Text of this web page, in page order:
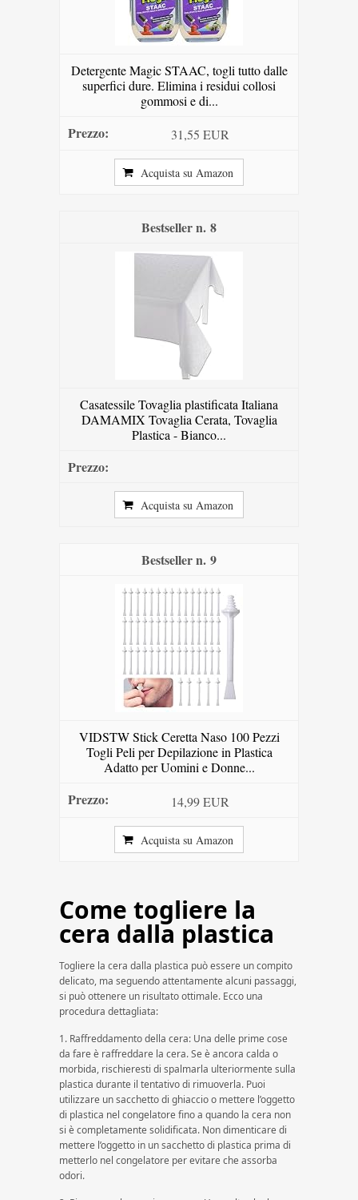
Detergente Magic STAAC, togli tutto dalle
superfici dure. Elimina i residui collosi
gommosi e di...
31,55 EUR
Acquista su Amazon
8
Casatessile Tovaglia plastificata Italiana
DAMAMIX Tovaglia Cerata, Tovaglia
Plastica - Bianco...
Acquista su Amazon
9
VIDSTW Stick Ceretta Naso 100 Pezzi
Togli Peli per Depilazione in Plastica
Adatto per Uomini e Donne...
14,99 EUR
Acquista su Amazon
Come togliere la
cera dalla plastica
Togliere la cera dalla plastica può essere un compito
delicato, ma seguendo attentamente alcuni passaggi,
si può ottenere un risultato ottimale. Ecco una
procedura dettagliata:
1. Raffreddamento della cera: Una delle prime cose
da fare è raffreddare la cera. Se è ancora calda o
morbida, rischieresti di spalmarla ulteriormente sulla
plastica durante il tentativo di rimuoverla. Puoi
utilizzare un sacchetto di ghiaccio o mettere l’oggetto
di plastica nel congelatore fino a quando la cera non
si è completamente solidificata. Non dimenticare di
mettere l’oggetto in un sacchetto di plastica prima di
metterlo nel congelatore per evitare che assorba
odori.